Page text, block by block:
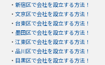
・ 新宿区で会社を設立する方法！
・ 文京区で会社を設立する方法！
・ 台東区で会社を設立する方法！
・ 墨田区で会社を設立する方法！
・ 江東区で会社を設立する方法！
・ 品川区で会社を設立する方法！
・ 目黒区で会社を設立する方法！